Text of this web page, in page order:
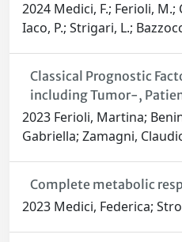
2024 Medici, F.; Ferioli, M.;
Iaco, P.; Strigari, L.;
Classical Prognostic
including Tumor-,
2023 Ferioli, Martina;
Gabriella; Zamagni,
Complete metabolic
2023 Medici, Federica;